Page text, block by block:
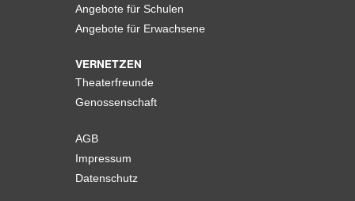
Angebote für Schulen
Angebote für Erwachsene
VERNETZEN
Theaterfreunde
Genossenschaft
AGB
Impressum
Datenschutz